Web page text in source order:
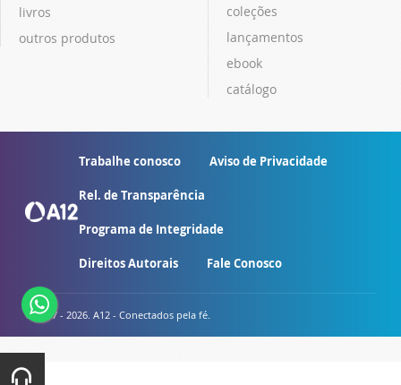
livros
outros produtos
coleções
lançamentos
ebook
catálogo
Trabalhe conosco Aviso de Privacidade
Rel. de Transparência
Programa de Integridade
Direitos Autorais Fale Conosco
© 2007 - 2026. A12 - Conectados pela fé.